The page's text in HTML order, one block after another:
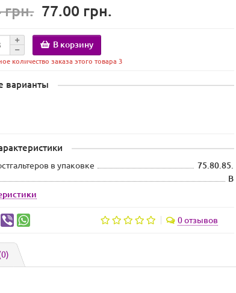
грн. 77.00 грн.
В корзину
количество заказа этого товара 3
варианты
в упаковке
75.80.85.
B
0 отзывов